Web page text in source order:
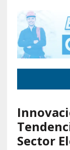
Sector